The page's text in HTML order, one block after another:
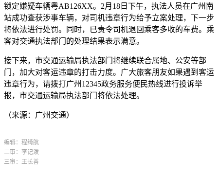
锁定嫌疑车辆粤AB126XX。2月18日下午，执法人员在广州南
站成功查获涉事车辆，对司机违章行为给予立案处理，下一步
将依法进行处罚。同时，已责令司机退回乘客多收的车费。乘
客对交通执法部门的处理结果表示满意。
接下来，市交通运输局执法部门将继续联合属地、公安等部
门，加大对客运违章的打击力度。广大旅客朋友如果遇到客运
违章行为，请拨打广州12345政务服务便民热线进行投诉举
报，市交通运输局执法部门将依法处理。
​（来源：广州交通）
编辑：程绮航
二审：李记泼
三审：王长善